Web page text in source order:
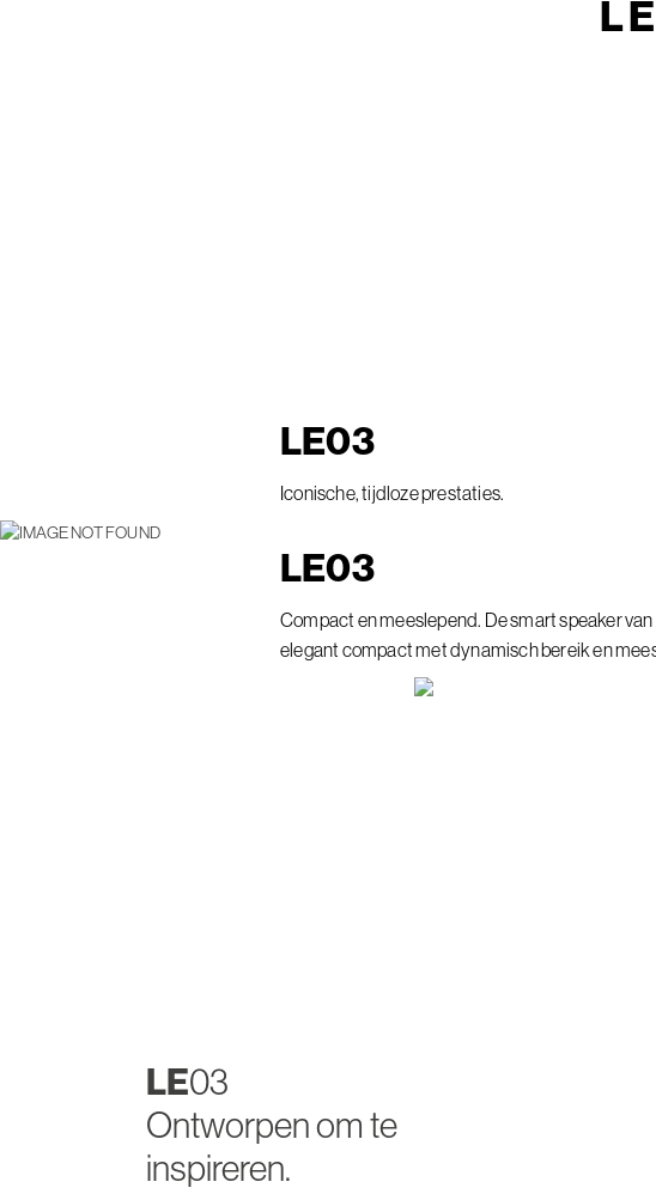
LE03
Iconische, tijdloze prestaties.
LE03
Compact en meeslepend. De smart speaker
elegant compact met dynamisch bereik en
LE03
Ontworpen om te
inspireren.